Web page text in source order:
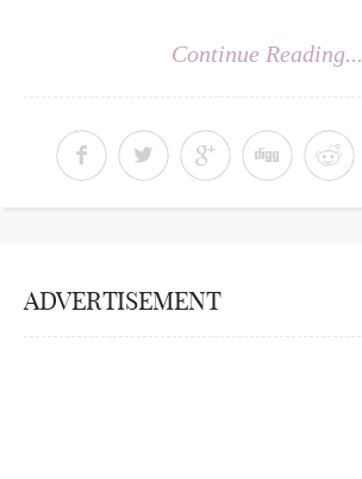
Continue Reading...
ADVERTISEMENT